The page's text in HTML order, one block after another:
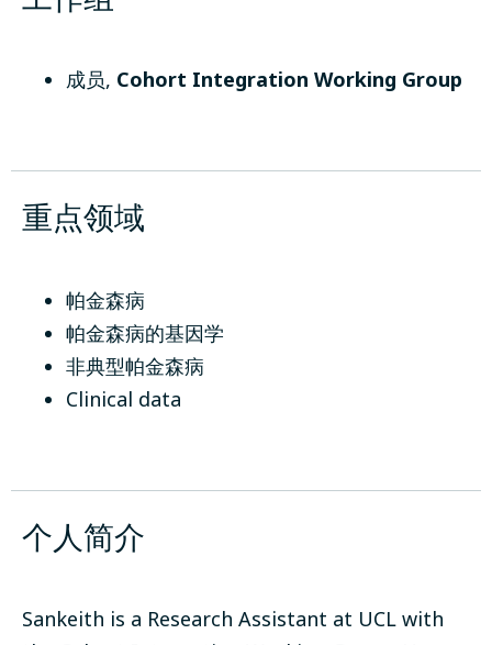
成员, Cohort Integration Working Group
重点领域
帕金森病
帕金森病的基因学
非典型帕金森病
Clinical data
个人简介
Sankeith is a Research Assistant at UCL with